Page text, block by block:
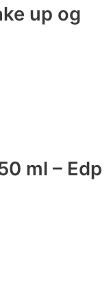
up og
ml – Edp